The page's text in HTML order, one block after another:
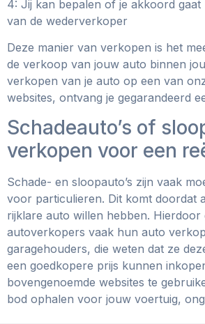
4: Jij kan bepalen of je akkoord
van de wederverkoper
Deze manier van verkopen is het
de verkoop van jouw auto binnen
verkopen van je auto op een van
websites, ontvang je gegarandeerd
Schadeauto’s of
verkopen voor een
Schade- en sloopauto’s zijn vaak
voor particulieren. Dit komt doordat
rijklare auto willen hebben. Hierdoor
autoverkopers vaak hun auto
garagehouders, die weten dat ze
een goedkopere prijs kunnen
bovengenoemde websites te
bod ophalen voor jouw voertuig,